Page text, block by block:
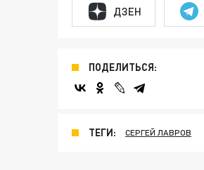
ДЗЕН
ПОДЕЛИТЬСЯ:
ТЕГИ: СЕРГЕЙ ЛАВРОВ